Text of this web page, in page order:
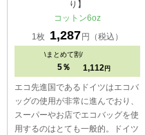
り】
コットン6oz
1枚 1,287 円（税込）
\まとめて割/
5％ 1,112円
エコ先進国であるドイツはエコバ
ッグの使用が非常に進んでおり、
スーパーやお店でエコバッグを使
用するのはとても一般的。ドイツ